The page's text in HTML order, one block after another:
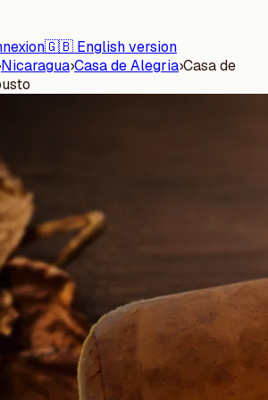
🇬🇧 English version
Nicaragua›Casa de Alegria›Casa de